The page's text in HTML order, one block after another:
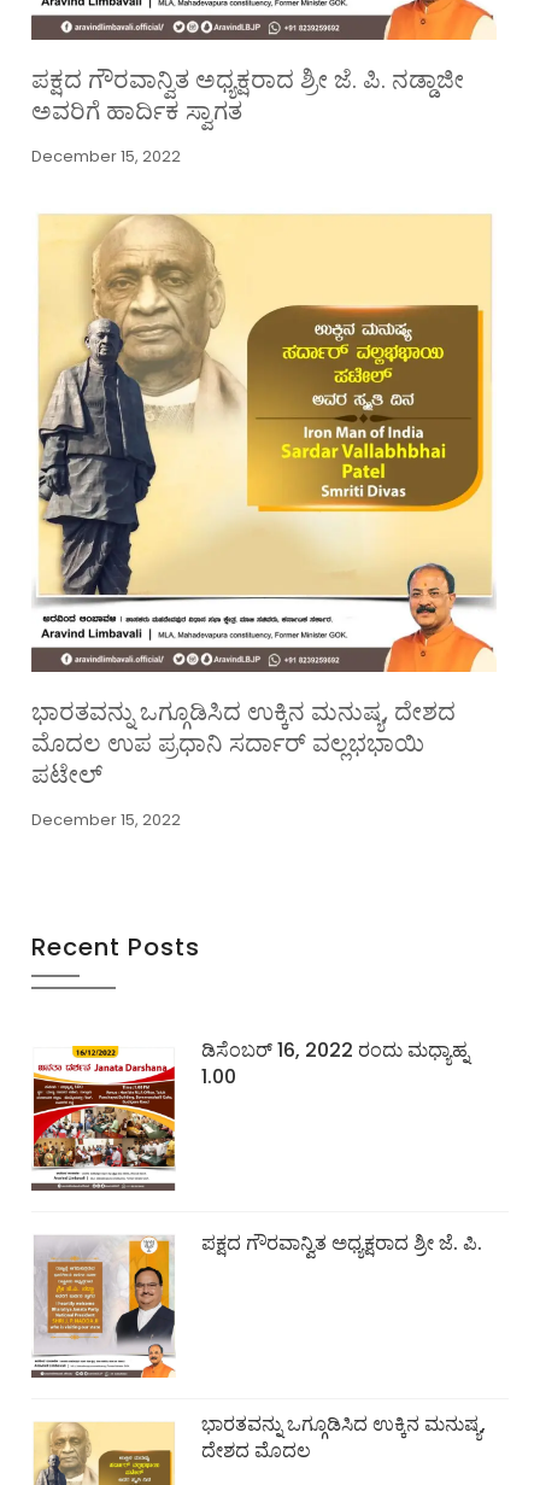
ಪಕ್ಷದ ಗೌರವಾನ್ವಿತ ಅಧ್ಯಕ್ಷರಾದ ಶ್ರೀ ಜೆ. ಪಿ. ನಡ್ಡಾಜೀ
ಅವರಿಗೆ ಹಾರ್ದಿಕ ಸ್ವಾಗತ
December 15, 2022
ಭಾರತವನ್ನು ಒಗ್ಗೂಡಿಸಿದ ಉಕ್ಕಿನ ಮನುಷ್ಯ, ದೇಶದ
ಮೊದಲ ಉಪ ಪ್ರಧಾನಿ ಸರ್ದಾರ್ ವಲ್ಲಭಭಾಯಿ
ಪಟೇಲ್
December 15, 2022
Recent Posts
ಡಿಸೆಂಬರ್ 16, 2022 ರಂದು ಮಧ್ಯಾಹ್ನ
1.00
ಪಕ್ಷದ ಗೌರವಾನ್ವಿತ ಅಧ್ಯಕ್ಷರಾದ ಶ್ರೀ ಜೆ. ಪಿ.
ಭಾರತವನ್ನು ಒಗ್ಗೂಡಿಸಿದ ಉಕ್ಕಿನ ಮನುಷ್ಯ,
ದೇಶದ ಮೊದಲ